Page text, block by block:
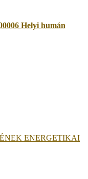
Helyi humán
ENERGETIKAI